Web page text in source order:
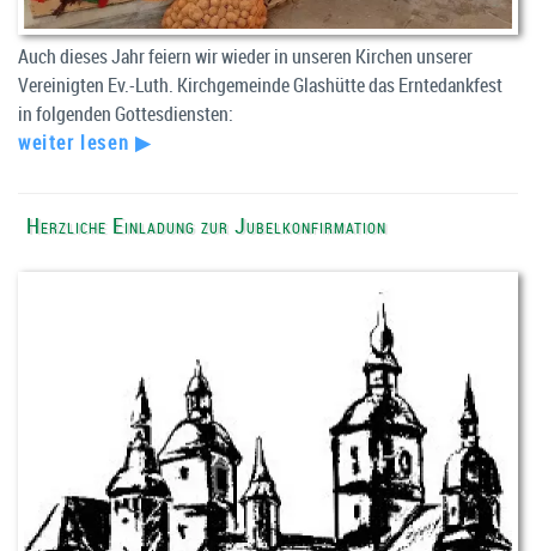
Auch dieses Jahr feiern wir wieder in unseren Kirchen unserer
Vereinigten Ev.-Luth. Kirchgemeinde Glashütte das Erntedankfest
in folgenden Gottesdiensten:
weiter lesen ▶
Herzliche Einladung zur Jubelkonfirmation